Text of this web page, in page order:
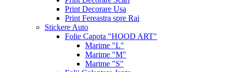
Print Decorare Usa
Print Fereastra spre Rai
Stickere Auto
Folie Capota "HOOD ART"
Marime "L"
Marime "M"
Marime "S"